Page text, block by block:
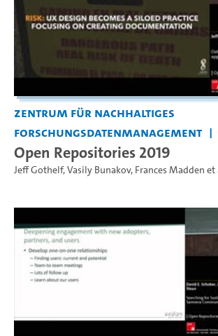
Zentrum für nachhaltiges
Forschungsdatenmanagement
Open Repositories 2019
Jeff Gothelf,Vasily Bunakov, Frances Madden et